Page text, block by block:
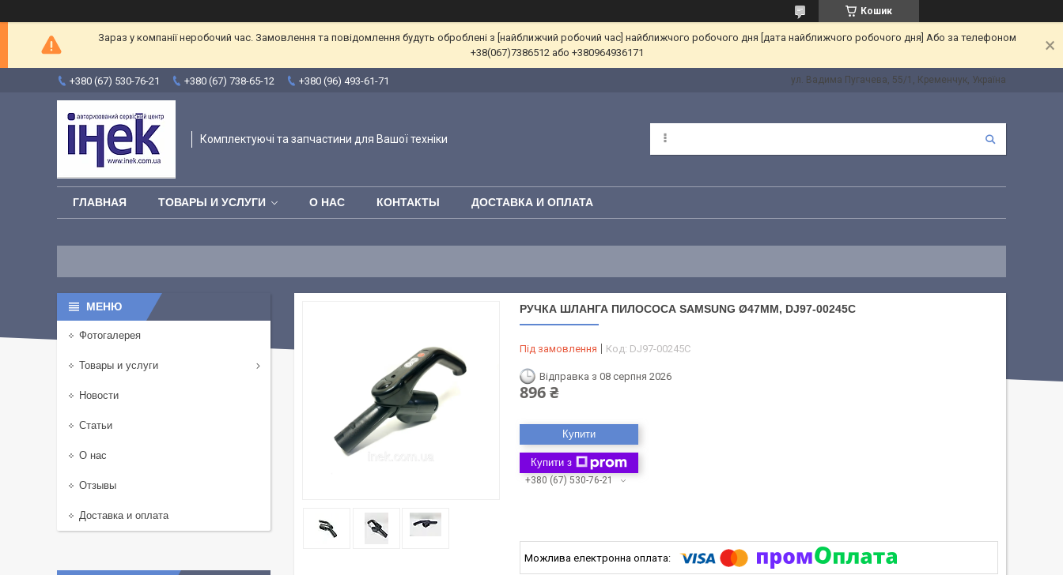
Кошик
Зараз у компанії неробочий час. Замовлення та повідомлення будуть оброблені з [найближчий робочий час] найближчого робочого дня [дата найближчого робочого дня] Або за телефоном
+38(067)7386512 або +380964936171
+380 (67) 530-76-21 +380 (67) 738-65-12 +380 (96) 493-61-71 ул. Вадима Пугачева, 55/1, Кременчук, Україна
Комплектуючі та запчастини для Вашої техніки
ГЛАВНАЯ ТОВАРЫ И УСЛУГИ О НАС КОНТАКТЫ ДОСТАВКА И ОПЛАТА
РУЧКА ШЛАНГА ПИЛОСОСА SAMSUNG Ø47MM, DJ97-00245C
Під замовлення Код: DJ97-00245C
Відправка з 08 серпня 2026
896 ₴
Купити
Купити з
+380 (67) 530-76-21
Фотогалерея
Товары и услуги
Новости
Статьи
О нас
Отзывы
Доставка и оплата